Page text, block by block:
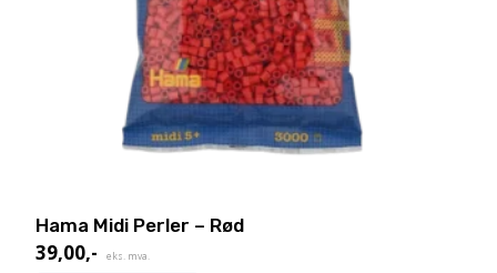
Hama Midi Perler – Rød
39,00,- eks. mva.